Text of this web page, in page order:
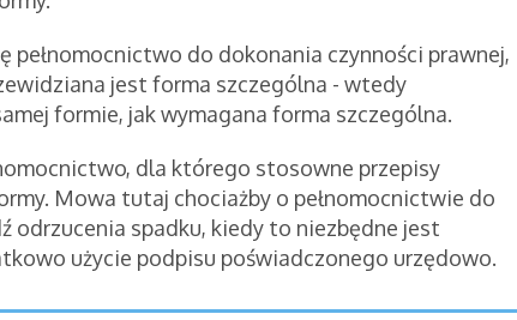
pełnomocnictwo do dokonania czynności prawnej,
jest forma szczególna - wtedy
formie, jak wymagana forma szczególna.
dla którego stosowne przepisy
Mowa tutaj chociażby o pełnomocnictwie do
odrzucenia spadku, kiedy to niezbędne jest
użycie podpisu poświadczonego urzędowo.